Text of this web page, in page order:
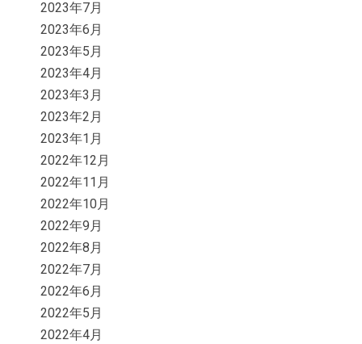
2023年7月
2023年6月
2023年5月
2023年4月
2023年3月
2023年2月
2023年1月
2022年12月
2022年11月
2022年10月
2022年9月
2022年8月
2022年7月
2022年6月
2022年5月
2022年4月